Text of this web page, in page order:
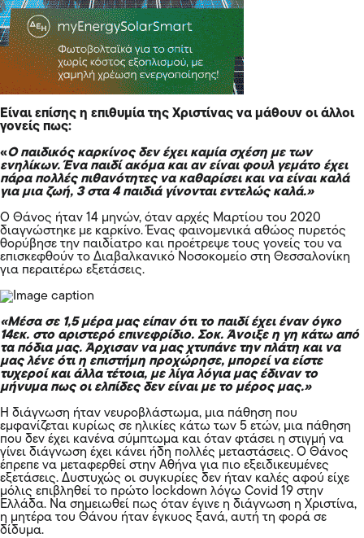
Είναι επίσης η επιθυμία της Χριστίνας να μάθουν οι άλλοι
γονείς πως:
«Οπαιδικός καρκίνοςδεν έχει καμία σχέση με των
ενηλίκων. Ένα παιδί ακόμα και αν είναι φουλ γεμάτο έχει
πάρα πολλές πιθανότητες να καθαρίσει και να είναι καλά
για μια ζωή, 3 στα 4 παιδιά γίνονται εντελώς καλά.»
Ο Θάνος ήταν 14 μηνών, όταν αρχές Μαρτίου του 2020
διαγνώστηκε με καρκίνο. Ένας φαινομενικά αθώος πυρετός
θορύβησε την παιδίατρο και προέτρεψε τους γονείς του να
επισκεφθούν το Διαβαλκανικό Νοσοκομείο στη Θεσσαλονίκη
για περαιτέρω εξετάσεις.
«Μέσα σε 1,5 μέρα μας είπαν ότι το παιδί έχει έναν όγκο
14εκ. στο αριστερό επινεφρίδιο. Σοκ. Άνοιξε η γη κάτω από
τα πόδια μας. Άρχισαν να μας χτυπάνε την πλάτη και να
μας λένε ότι η επιστήμη προχώρησε, μπορεί να είστε
τυχεροί και άλλα τέτοια, με λίγα λόγια μας έδιναν το
μήνυμα πως οι ελπίδες δεν είναι με το μέρος μας.»
Η διάγνωση ήταν νευροβλάστωμα, μια πάθηση που
εμφανίζεται κυρίως σε ηλικίες κάτω των 5 ετών, μια πάθηση
που δεν έχει κανένα σύμπτωμα και όταν φτάσει η στιγμή να
γίνει διάγνωση έχει κάνει ήδη πολλές μεταστάσεις. Ο Θάνος
έπρεπε να μεταφερθεί στην Αθήνα για πιο εξειδικευμένες
εξετάσεις. Δυστυχώς οι συγκυρίες δεν ήταν καλές αφού είχε
μόλις επιβληθεί το πρώτο lockdown λόγω Covid 19 στην
Ελλάδα. Να σημειωθεί πως όταν έγινε η διάγνωση η Χριστίνα,
η μητέρα του Θάνου ήταν έγκυος ξανά, αυτή τη φορά σε
δίδυμα.